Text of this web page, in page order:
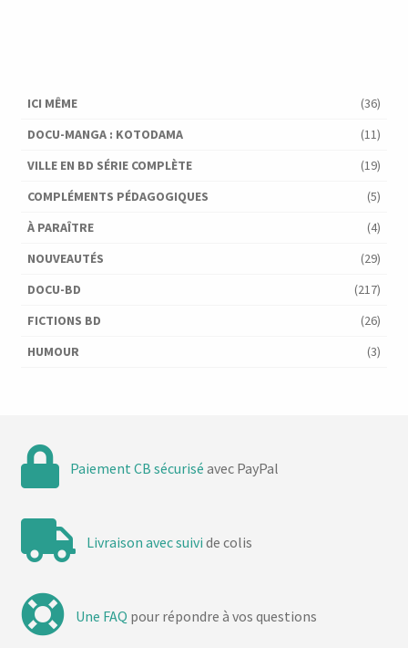
ICI MÊME
(36)
DOCU-MANGA : KOTODAMA
(11)
VILLE EN BD SÉRIE COMPLÈTE
(19)
COMPLÉMENTS PÉDAGOGIQUES
(5)
À PARAÎTRE
(4)
NOUVEAUTÉS
(29)
DOCU-BD
(217)
FICTIONS BD
(26)
HUMOUR
(3)
Paiement CB sécurisé avec PayPal
Livraison avec suivi de colis
Une FAQ pour répondre à vos questions